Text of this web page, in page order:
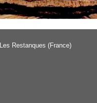
Les Restanques (France)